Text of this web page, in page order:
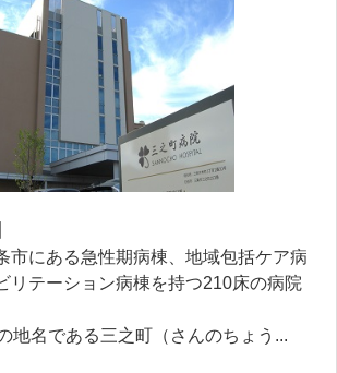
市にある急性期病棟、地域包括ケア病
リテーション病棟を持つ210床の病院
地名である三之町（さんのちょう...